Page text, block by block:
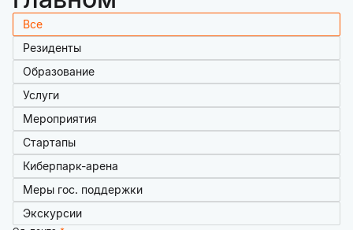
Все
Резиденты
Образование
Услуги
Мероприятия
Стартапы
Киберпарк-арена
Меры гос. поддержки
Экскурсии